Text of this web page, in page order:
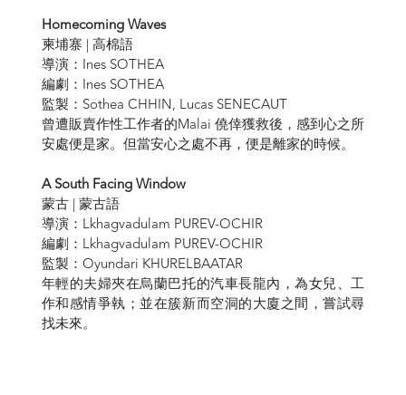
Homecoming Waves
柬埔寨 | 高棉語
導演：Ines SOTHEA
編劇：Ines SOTHEA
監製：Sothea CHHIN, Lucas SENECAUT
曾遭販賣作性工作者的Malai 僥倖獲救後，感到心之所
安處便是家。但當安心之處不再，便是離家的時候。
A South Facing Window
蒙古 | 蒙古語
導演：Lkhagvadulam PUREV-OCHIR
編劇：Lkhagvadulam PUREV-OCHIR
監製：Oyundari KHURELBAATAR
年輕的夫婦夾在烏蘭巴托的汽車長龍內，為女兒、工
作和感情爭執；並在簇新而空洞的大廈之間，嘗試尋
找未來。